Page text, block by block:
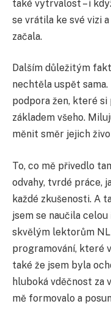
také vytrvalost – i
se vrátila ke své vizi
začala.
Dalším důležitým
nechtěla uspět
podpora žen, které
základem všeho.
měnit směr jejich
To, co mě přivedlo
odvahy, tvrdé práce,
každé zkušenosti. A
jsem se naučila
skvělým lektorům
programování, které
také že jsem byla
hluboká vděčnost za
mě formovalo a